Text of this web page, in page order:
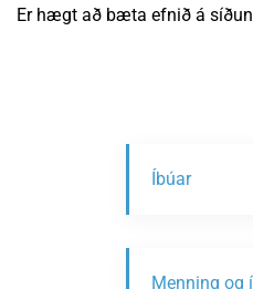
Er hægt að bæta efnið á
Íbúar
Menning og